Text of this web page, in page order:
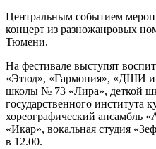
Центральным событием
концерт из разножанровых
Тюмени.
На фестивале выступят
«Этюд», «Гармония», «ДШИ
школы № 73 «Лира», деткой
государственного института
хореографический ансамбль
«Икар», вокальная студия
в 12.00.